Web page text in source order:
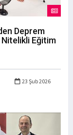
Deprem
Nitelikli Eğitim
23 Şub 2026